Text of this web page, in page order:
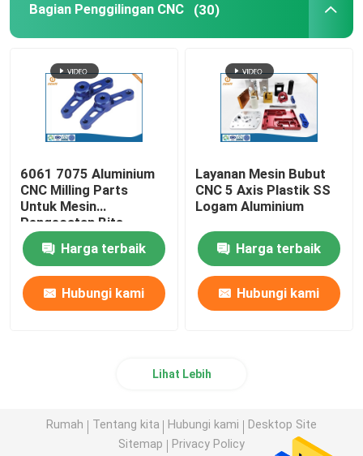
Bagian Penggilingan CNC (30)
6061 7075 Aluminium
CNC Milling Parts
Untuk Mesin
Pengecatan Bits
Harga terbaik
Hubungi kami
Layanan Mesin Bubut
CNC 5 Axis Plastik SS
Logam Aluminium
Harga terbaik
Hubungi kami
Lihat Lebih
Rumah Tentang kita Hubungi kami
Desktop Site
Sitemap
Privacy Policy